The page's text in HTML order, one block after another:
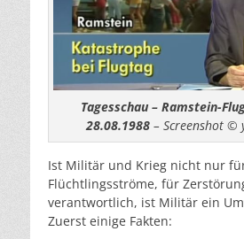
Tagesschau – Ramstein-
28.08.1988– Screenshot ©
Ist Militär und Krieg nicht nur
Flüchtlingsströme, für
verantwortlich, ist Militär ein
Zuerst einige Fakten: